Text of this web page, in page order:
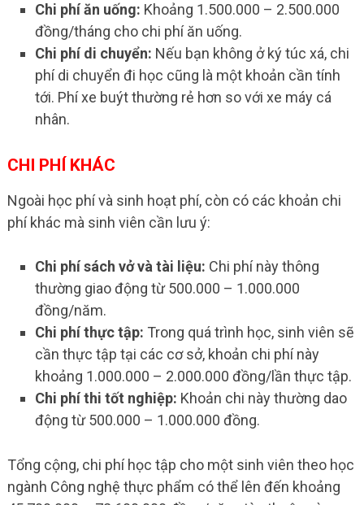
Chi phí ăn uống: Khoảng 1.500.000 – 2.500.000
đồng/tháng cho chi phí ăn uống.
Chi phí di chuyển: Nếu bạn không ở ký túc xá, chi
phí di chuyển đi học cũng là một khoản cần tính
tới. Phí xe buýt thường rẻ hơn so với xe máy cá
nhân.
CHI PHÍ KHÁC
Ngoài học phí và sinh hoạt phí, còn có các khoản chi
phí khác mà sinh viên cần lưu ý:
Chi phí sách vở và tài liệu: Chi phí này thông
thường giao động từ 500.000 – 1.000.000
đồng/năm.
Chi phí thực tập: Trong quá trình học, sinh viên sẽ
cần thực tập tại các cơ sở, khoản chi phí này
khoảng 1.000.000 – 2.000.000 đồng/lần thực tập.
Chi phí thi tốt nghiệp: Khoản chi này thường dao
động từ 500.000 – 1.000.000 đồng.
Tổng cộng, chi phí học tập cho một sinh viên theo học
ngành Công nghệ thực phẩm có thể lên đến khoảng